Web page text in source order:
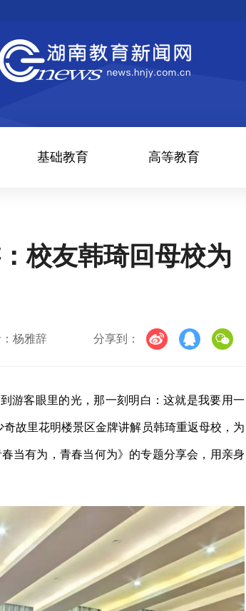
基础教育 高等教育
校友韩琦回母校为
杨雅辞 分享到：
游客眼里的光，那一刻明白：这就是我要用一
故里花明楼景区金牌讲解员韩琦重返母校，为
当有为，青春当何为》的专题分享会，用亲身